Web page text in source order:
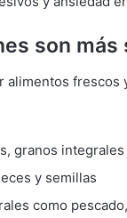
son más
alimentos frescos
granos integrales
y semillas
como